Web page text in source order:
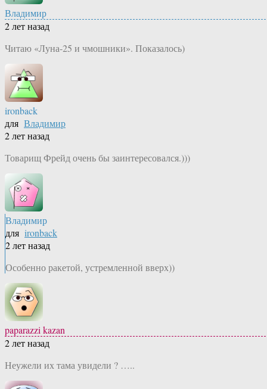
Владимир
2 лет назад
Читаю «Луна-25 и чмошники». Показалось)
ironback
для Владимир
2 лет назад
Товарищ Фрейд очень бы заинтересовался.)))
Владимир
для ironback
2 лет назад
Особенно ракетой, устремленной вверх))
paparazzi kazan
2 лет назад
Неужели их тама увидели ? …..